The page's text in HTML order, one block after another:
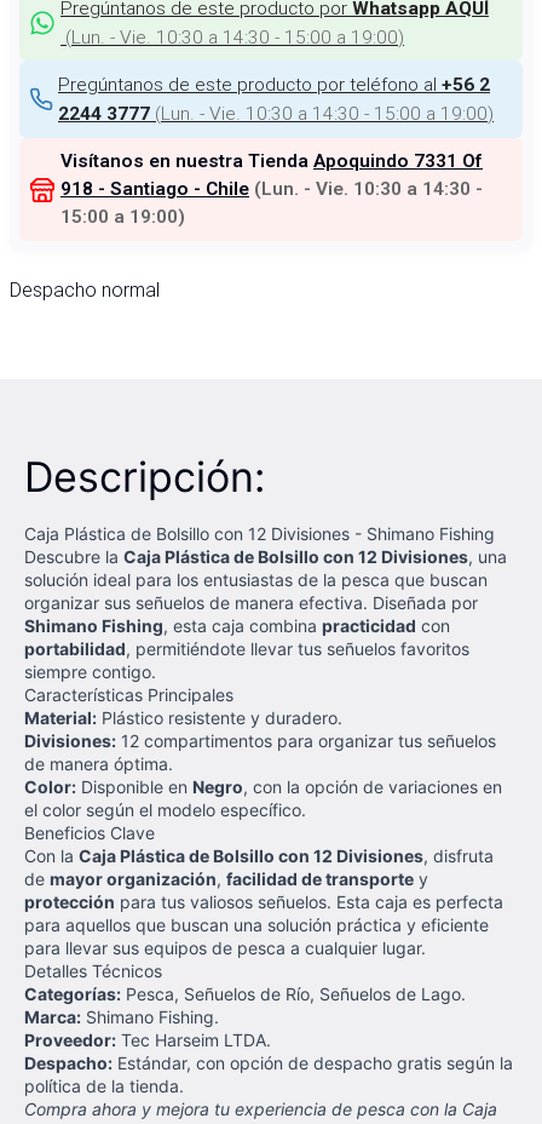
Pregúntanos de este producto por Whatsapp AQUÍ
(Lun. - Vie. 10:30 a 14:30 - 15:00 a 19:00)
Pregúntanos de este producto por teléfono al +56 2
2244 3777 (Lun. - Vie. 10:30 a 14:30 - 15:00 a 19:00)
Visítanos en nuestra Tienda Apoquindo 7331 Of
918 - Santiago - Chile (Lun. - Vie. 10:30 a 14:30 -
15:00 a 19:00)
Despacho normal
Descripción:
Caja Plástica de Bolsillo con 12 Divisiones - Shimano Fishing
Descubre la Caja Plástica de Bolsillo con 12 Divisiones, una
solución ideal para los entusiastas de la pesca que buscan
organizar sus señuelos de manera efectiva. Diseñada por
Shimano Fishing, esta caja combina practicidad con
portabilidad, permitiéndote llevar tus señuelos favoritos
siempre contigo.
Características Principales
Material: Plástico resistente y duradero.
Divisiones: 12 compartimentos para organizar tus señuelos
de manera óptima.
Color: Disponible en Negro, con la opción de variaciones en
el color según el modelo específico.
Beneficios Clave
Con la Caja Plástica de Bolsillo con 12 Divisiones, disfruta
de mayor organización, facilidad de transporte y
protección para tus valiosos señuelos. Esta caja es perfecta
para aquellos que buscan una solución práctica y eficiente
para llevar sus equipos de pesca a cualquier lugar.
Detalles Técnicos
Categorías: Pesca, Señuelos de Río, Señuelos de Lago.
Marca: Shimano Fishing.
Proveedor: Tec Harseim LTDA.
Despacho: Estándar, con opción de despacho gratis según la
política de la tienda.
Compra ahora y mejora tu experiencia de pesca con la Caja